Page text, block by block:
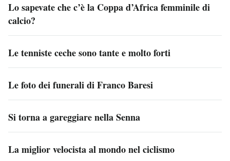
Lo sapevate che c’è la Coppa d’Africa femminile di
calcio?
Le tenniste ceche sono tante e molto forti
Le foto dei funerali di Franco Baresi
Si torna a gareggiare nella Senna
La miglior velocista al mondo nel ciclismo